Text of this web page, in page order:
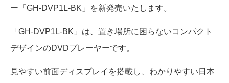
ー「GH-DVP1L-BK」を新発売いたします。
「GH-DVP1L-BK」は、置き場所に困らないコンパクト
デザインのDVDプレーヤーです。
見やすい前面ディスプレイを搭載し、わかりやすい日本